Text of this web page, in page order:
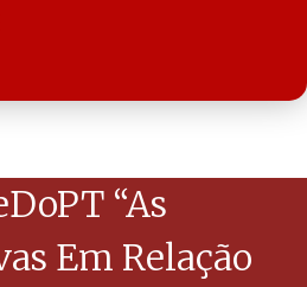
“As
Em Relação